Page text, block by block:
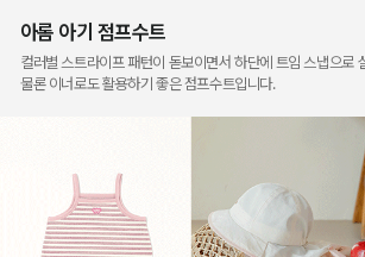
아롬 아기 점프수트
컬러별 스트라이프 패턴이 돋보이면서 하단에 트임 스냅으로
물론 이너로도 활용하기 좋은 점프수트입니다.